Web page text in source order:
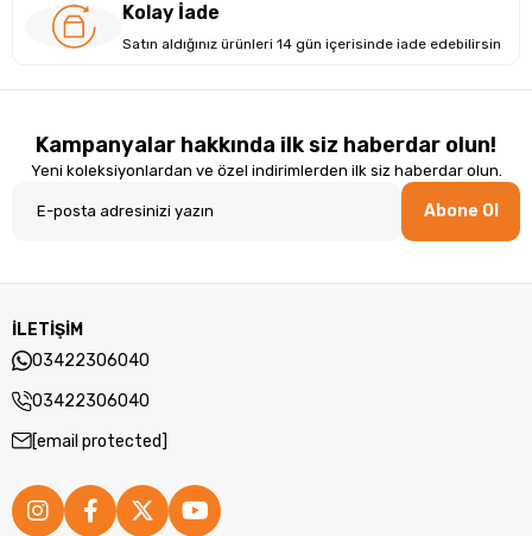
Asus, Gri zarif bir renkte olup dayanıklı Plastik malzemeden
idealdir.Asus, modern ve şık bir görünüme sahip olmakla
birlikte, günlük işlerinizi ve taşınabilirlik gereksinimlerinizi
karşılayacak şekilde tasarlanmıştır.
Kolay İade
Satın aldığınız ürünleri 14 gün içerisinde iade edebilirsin
Kampanyalar hakkında ilk siz haberdar olun!
Yeni koleksiyonlardan ve özel indirimlerden ilk siz haberdar olun.
Abone Ol
İLETİŞİM
03422306040
03422306040
[email protected]